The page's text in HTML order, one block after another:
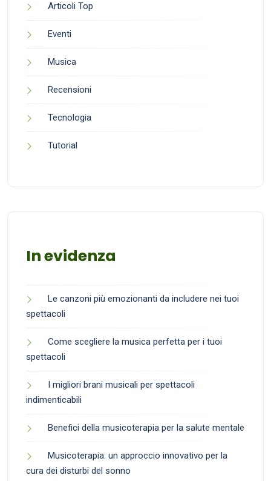
Articoli Top
Eventi
Musica
Recensioni
Tecnologia
Tutorial
In evidenza
Le canzoni più emozionanti da includere nei tuoi
spettacoli
Come scegliere la musica perfetta per i tuoi
spettacoli
I migliori brani musicali per spettacoli
indimenticabili
Benefici della musicoterapia per la salute mentale
Musicoterapia: un approccio innovativo per la
cura dei disturbi del sonno